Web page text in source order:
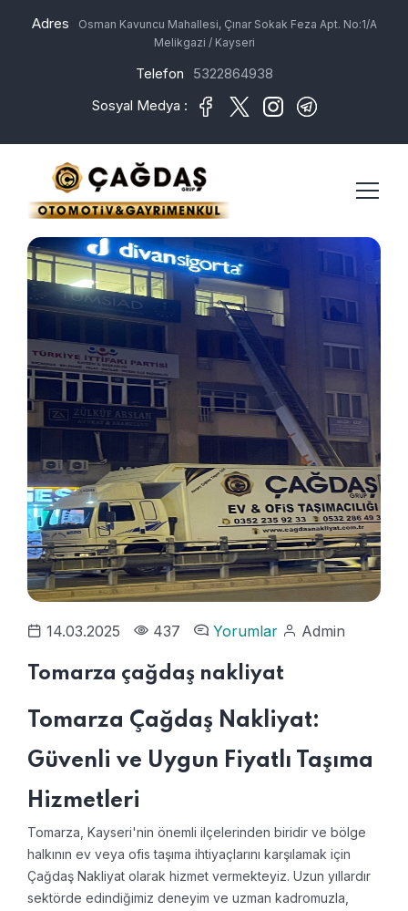
Adres
Osman Kavuncu Mahallesi, Çınar Sokak Feza Apt. No:1/A
Melikgazi / Kayseri
Telefon
5322864938
Sosyal Medya :
14.03.2025 437 Yorumlar Admin
Tomarza çağdaş nakliyat
Tomarza Çağdaş Nakliyat:
Güvenli ve Uygun Fiyatlı Taşıma
Hizmetleri
Tomarza, Kayseri'nin önemli ilçelerinden biridir ve bölge
halkının ev veya ofis taşıma ihtiyaçlarını karşılamak için
Çağdaş Nakliyat olarak hizmet vermekteyiz. Uzun yıllardır
sektörde edindiğimiz deneyim ve uzman kadromuzla,